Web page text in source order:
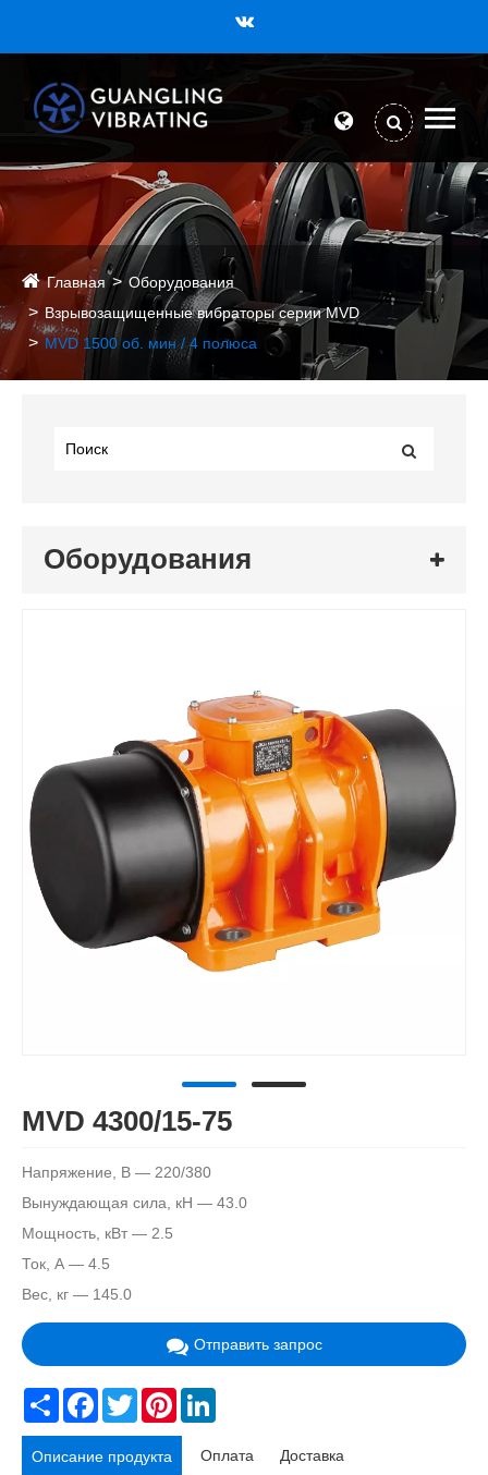
Главная
Оборудования
Взрывозащищенные вибраторы серии MVD
MVD 1500 об. мин / 4 полюса
Оборудования
MVD 4300/15-75
Напряжение, В — 220/380
Вынуждающая сила, кН — 43.0
Мощность, кВт — 2.5
Ток, А — 4.5
Вес, кг — 145.0
Отправить запрос
Share Facebook
TwitterPinterest
Описание продукта Оплата Доставка